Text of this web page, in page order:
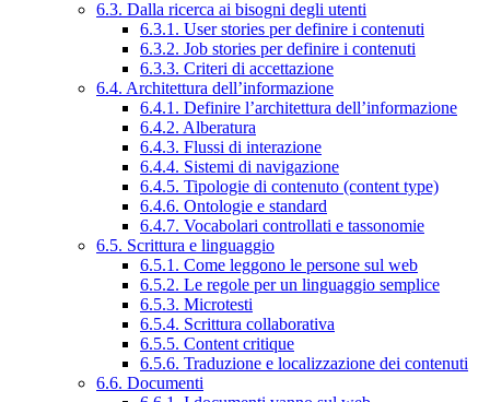
6.3. Dalla ricerca ai bisogni degli utenti
6.3.1. User stories per definire i contenuti
6.3.2. Job stories per definire i contenuti
6.3.3. Criteri di accettazione
6.4. Architettura dell’informazione
6.4.1. Definire l’architettura dell’informazione
6.4.2. Alberatura
6.4.3. Flussi di interazione
6.4.4. Sistemi di navigazione
6.4.5. Tipologie di contenuto (content type)
6.4.6. Ontologie e standard
6.4.7. Vocabolari controllati e tassonomie
6.5. Scrittura e linguaggio
6.5.1. Come leggono le persone sul web
6.5.2. Le regole per un linguaggio semplice
6.5.3. Microtesti
6.5.4. Scrittura collaborativa
6.5.5. Content critique
6.5.6. Traduzione e localizzazione dei contenuti
6.6. Documenti